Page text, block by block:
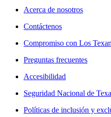
Acerca de nosotros
Contáctenos
Compromiso con Los
Preguntas frecuentes
Accesibilidad
Seguridad Nacional de
Políticas de inclusión y